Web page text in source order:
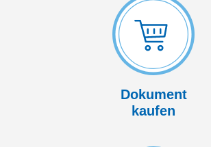
Dokument
kaufen